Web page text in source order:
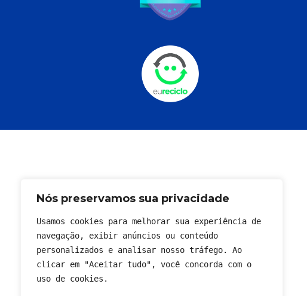
Nós preservamos sua privacidade
Usamos cookies para melhorar sua experiência de
navegação, exibir anúncios ou conteúdo
personalizados e analisar nosso tráfego. Ao
clicar em "Aceitar tudo", você concorda com o
uso de cookies.